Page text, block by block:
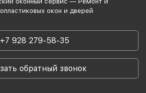
окон и дверей
+7 928 279-58-35
обратный звонок